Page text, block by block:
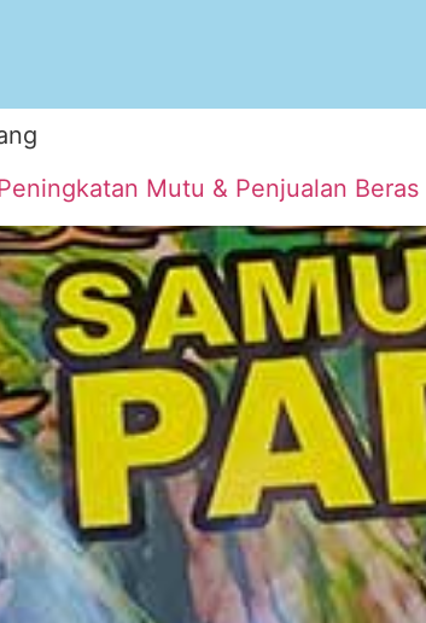
Mutu & Penjualan Beras